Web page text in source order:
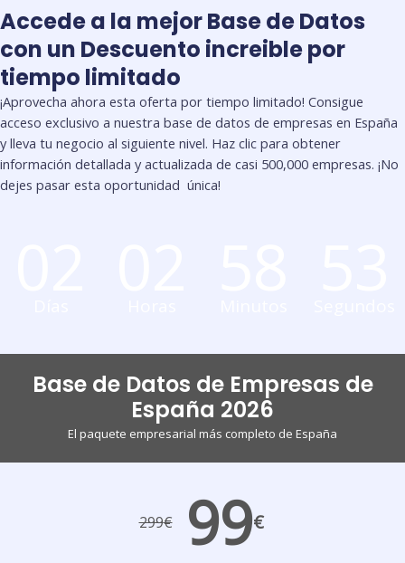
Accede a la mejor Base de Datos
con un Descuento increible por
tiempo limitado
¡Aprovecha ahora esta oferta por tiempo limitado! Consigue
acceso exclusivo a nuestra base de datos de empresas en España
y lleva tu negocio al siguiente nivel. Haz clic para obtener
información detallada y actualizada de casi 500,000 empresas. ¡No
dejes pasar esta oportunidad única!
Base de Datos de Empresas de
España 2026
El paquete empresarial más completo de España
299€ 99€